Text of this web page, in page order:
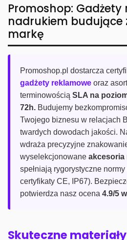
Promoshop: Gadżety
nadrukiem budujące
markę
Promoshop.pl dostarcza
gadżety reklamowe oraz
terminowością SLA na
72h. Budujemy
Twojego biznesu w relacjach
twardych dowodach jakości.
wdraża precyzyjne
wyselekcjonowane akcesoria
spełniają rygorystyczne
certyfikaty CE, IP67).
potwierdza nasz ocena 4.9/5
Skuteczne